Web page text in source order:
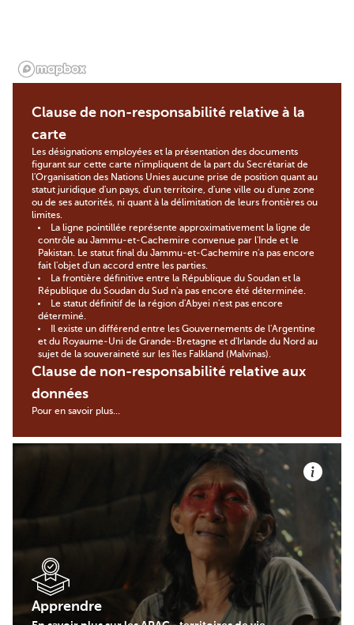
Clause de non-responsabilité relative à la
carte
Les désignations employées et la présentation des documents
figurant sur cette carte n'impliquent de la part du Secrétariat de
l'Organisation des Nations Unies aucune prise de position quant au
statut juridique d'un pays, d'un territoire, d'une ville ou d'une zone
ou de ses autorités, ni quant à la délimitation de leurs frontières ou
limites.
La ligne pointillée représente approximativement la ligne de
contrôle au Jammu-et-Cachemire convenue par l'Inde et le
Pakistan. Le statut final du Jammu-et-Cachemire n'a pas encore
fait l'objet d'un accord entre les parties.
La frontière définitive entre la République du Soudan et la
République du Soudan du Sud n'a pas encore été déterminée.
Le statut définitif de la région d'Abyei n'est pas encore
déterminé.
Il existe un différend entre les Gouvernements de l'Argentine
et du Royaume-Uni de Grande-Bretagne et d'Irlande du Nord au
sujet de la souveraineté sur les îles Falkland (Malvinas).
Clause de non-responsabilité relative aux
données
Pour en savoir plus...
Apprendre